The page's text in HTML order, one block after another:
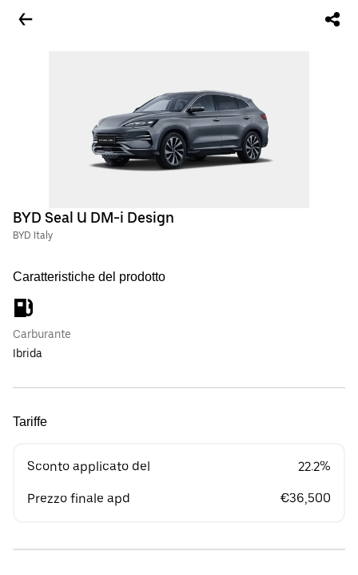
BYD Seal U DM-i Design
BYD Italy
Caratteristiche del prodotto
Carburante
Ibrida
Tariffe
Sconto applicato del 22.2%
Prezzo finale apd €36,500